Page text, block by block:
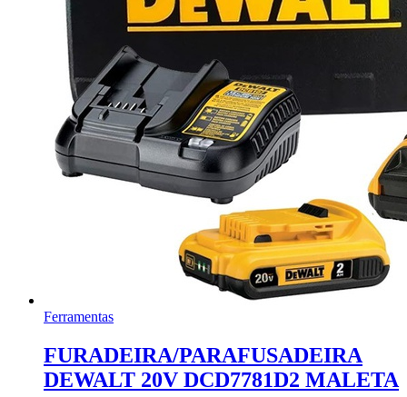
Ferramentas
FURADEIRA/PARAFUSADEIRA
DEWALT 20V DCD7781D2 MALETA